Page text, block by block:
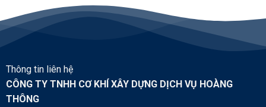
Thông tin liên hệ
CÔNG TY TNHH CƠ KHÍ XÂY DỰNG DỊCH VỤ HOÀNG
THÔNG